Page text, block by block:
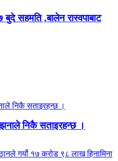
बुदे सहमति ,बालेन रास्वपाबाट
निकै सताइरहन्छ ।